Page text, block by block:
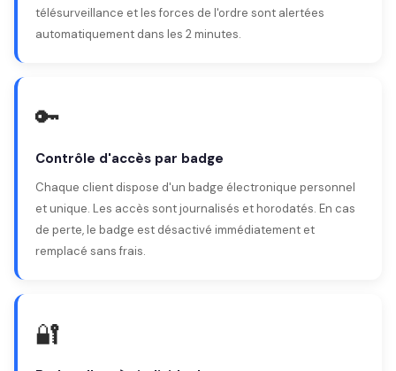
télésurveillance et les forces de l'ordre sont alertées
automatiquement dans les 2 minutes.
🔑
Contrôle d'accès par badge
Chaque client dispose d'un badge électronique personnel
et unique. Les accès sont journalisés et horodatés. En cas
de perte, le badge est désactivé immédiatement et
remplacé sans frais.
🔐